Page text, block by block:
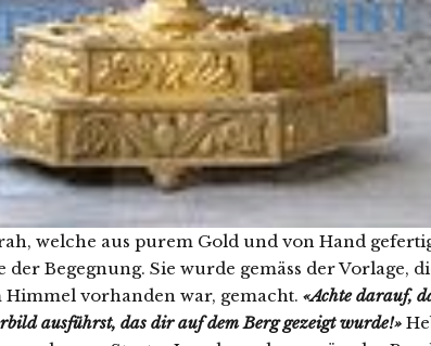
welche aus purem Gold und von Hand
der Begegnung. Sie wurde gemäss der Vorlage,
Himmel vorhanden war, gemacht. «Achte darauf,
ausführst, das dir auf dem Berg gezeigt wurde!»